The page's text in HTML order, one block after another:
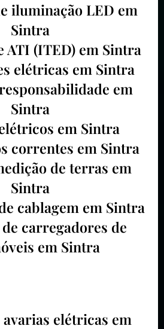
iluminação LED em
Sintra
ATI (ITED) em Sintra
elétricas em Sintra
em
Sintra
em Sintra
correntes em Sintra
de terras em
Sintra
cablagem em Sintra
carregadores de
em Sintra
avarias elétricas em